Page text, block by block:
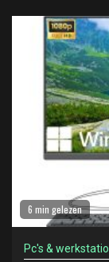
6 min gelezen
Pc's &